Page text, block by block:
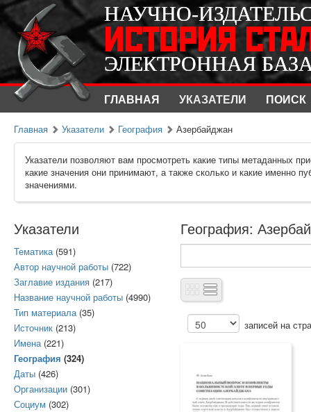
НАУЧНО-
ИСТОРИЯ
ЭЛЕКТРОННАЯ
ГЛАВНАЯ УКАЗАТЕЛИ ПОИСК
НАУЧНО-
ИСТОРИЯ
ЭЛЕКТРОННАЯ
Главная Указатели География Азербайджан
Указатели позволяют вам просмотреть какие типы метаданных
какие значения они принимают, а также сколько и какие именно
значениями.
Указатели
Тематика(591)
Автор научной работы (722)
Заглавие издания (217)
Название научной работы (4990)
Тип материала(35)
Источник (213)
Имена(221)
География (324)
Даты (426)
Организации (301)
Социум (302)
География:
записей на